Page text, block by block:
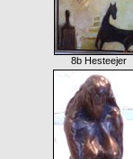
8b Hesteejer